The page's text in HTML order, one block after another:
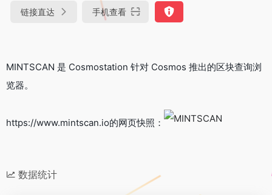
链接直达 手机查看
MINTSCAN 是 Cosmostation 针对 Cosmos 推出的区块查询浏
览器。
https://www.mintscan.io的网页快照：
数据统计